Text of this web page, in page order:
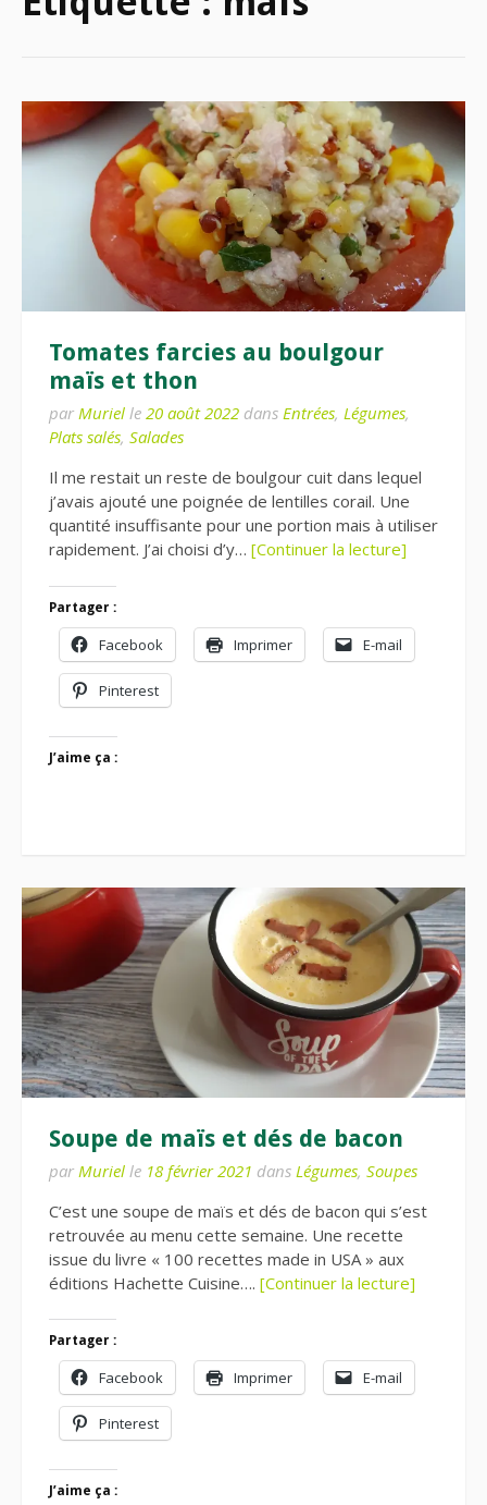
Tomates farcies au boulgour
maïs et thon
par Muriel le 20 août 2022 dans Entrées, Légumes,
Plats salés, Salades
Il me restait un reste de boulgour cuit dans lequel
j’avais ajouté une poignée de lentilles corail. Une
quantité insuffisante pour une portion mais à utiliser
rapidement. J’ai choisi d’y… [Continuer la lecture]
Partager :
Facebook Imprimer E-mail
Pinterest
J’aime ça :
Soupe de maïs et dés de bacon
par Muriel le 18 février 2021 dans Légumes, Soupes
C’est une soupe de maïs et dés de bacon qui s’est
retrouvée au menu cette semaine. Une recette
issue du livre « 100 recettes made in USA » aux
éditions Hachette Cuisine…. [Continuer la lecture]
Partager :
Facebook Imprimer E-mail
Pinterest
J’aime ça :